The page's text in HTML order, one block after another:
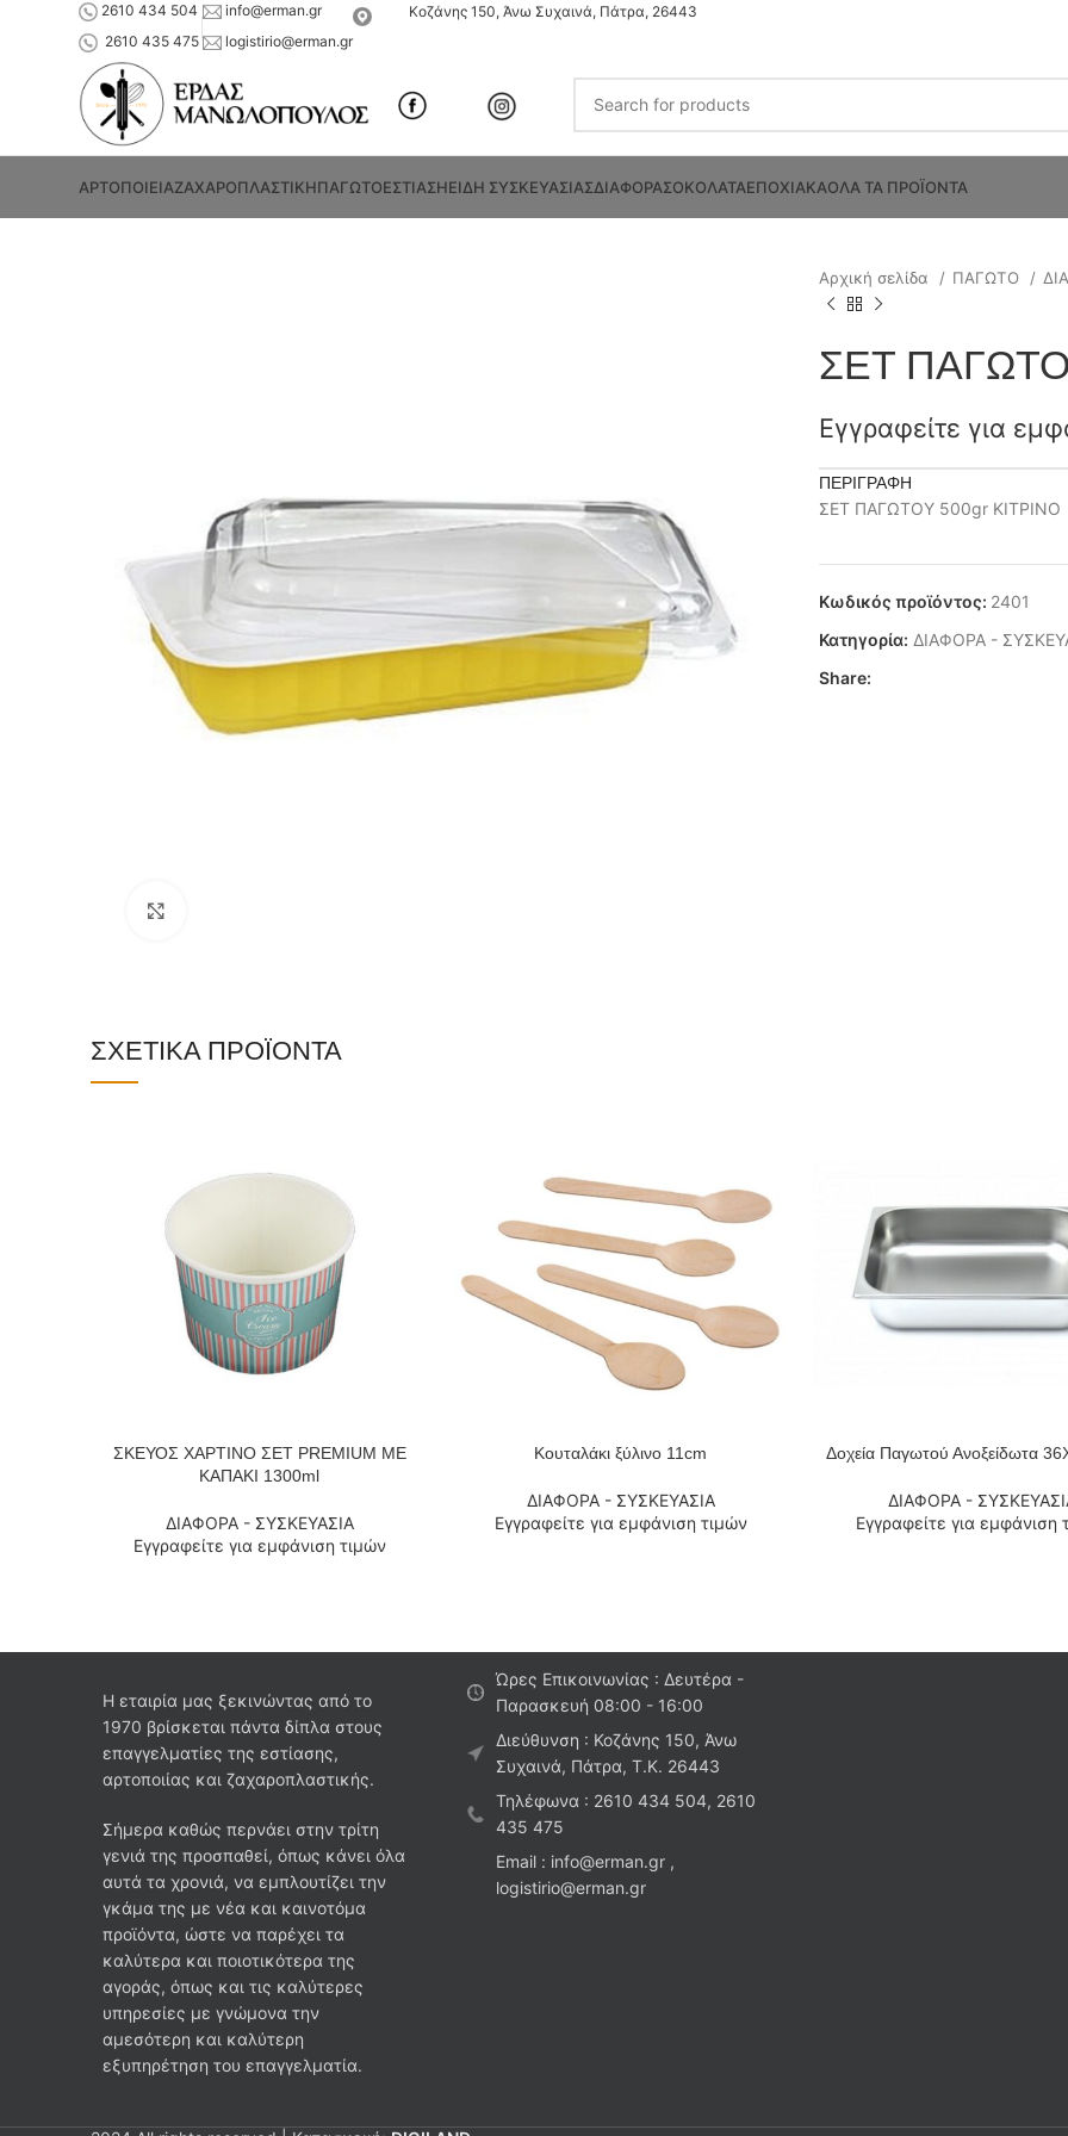
2610 434 504
2610 435 475
info@erman.gr
logistirio@erman.gr
Κοζάνης 150, Άνω Συχαινά, Πάτρα, 26443
ΑΡΤΟΠΟΙΕΙΑΖΑΧΑΡΟΠΛΑΣΤΙΚΗΠΑΓΩΤΟΕΣΤΙΑΣΗΕΙΔΗ ΣΥΣΚΕΥΑΣΙΑΣΔΙΑΦΟΡΑΣΟΚΟΛΑΤΑΕΠΟΧΙΑΚΑΟΛΑ ΤΑ ΠΡΟΪΟΝΤΑ
Αρχική σελίδα ΠΑΓΩΤΟ
ΣΕΤ
Εγγραφείτε για
ΠΕΡΙΓΡΑΦΉ
ΣΕΤ ΠΑΓΩΤΟΥ 500gr ΚΙΤΡΙΝΟ
Κωδικός προϊόντος: 2401
Κατηγορία: ΔΙΑΦΟΡΑ -
Share:
ΣΧΕΤΙΚΆ ΠΡΟΪΌΝΤΑ
ΔΙΑΒΆΣΤΕ ΠΕΡΙΣΣΌΤΕΡΑ
ΣΚΕΥΟΣ ΧΑΡΤΙΝΟ ΣΕΤ PREMIUM ΜΕ
ΚΑΠΑΚΙ 1300ml
ΔΙΑΦΟΡΑ - ΣΥΣΚΕΥΑΣΙΑ
Εγγραφείτε για εμφάνιση τιμών
ΔΙΑΒΆΣΤΕ ΠΕΡΙΣΣΌΤΕΡΑ
Κουταλάκι ξύλινο 11cm
ΔΙΑΦΟΡΑ - ΣΥΣΚΕΥΑΣΙΑ
Εγγραφείτε για εμφάνιση τιμών
ΔΙΑΒΆΣΤΕ ΠΕΡΙΣΣΌΤΕΡΑ
Δοχεία Παγωτού Ανοξείδωτα
ΔΙΑΦΟΡΑ -
Εγγραφείτε για εμφάνιση
Η εταιρία μας ξεκινώντας από το
1970 βρίσκεται πάντα δίπλα στους
επαγγελματίες της εστίασης,
αρτοποιίας και ζαχαροπλαστικής.
Σήμερα καθώς περνάει στην τρίτη
γενιά της προσπαθεί, όπως κάνει όλα
αυτά τα χρονιά, να εμπλουτίζει την
γκάμα της με νέα και καινοτόμα
προϊόντα, ώστε να παρέχει τα
καλύτερα και ποιοτικότερα της
αγοράς, όπως και τις καλύτερες
υπηρεσίες με γνώμονα την
αμεσότερη και καλύτερη
εξυπηρέτηση του επαγγελματία.
Ώρες Επικοινωνίας : Δευτέρα -
Παρασκευή 08:00 - 16:00
Διεύθυνση : Κοζάνης 150, Άνω
Συχαινά, Πάτρα, Τ.Κ. 26443
Τηλέφωνα : 2610 434 504, 2610
435 475
Email : info@erman.gr ,
logistirio@erman.gr